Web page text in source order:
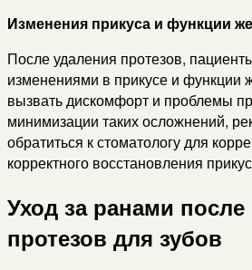
Изменения прикуса и функции
После удаления протезов,
изменениями в прикусе и функции
вызвать дискомфорт и проблемы
минимизации таких осложнений,
обратиться к стоматологу для
корректного восстановления
Уход за ранами после
протезов для зубов